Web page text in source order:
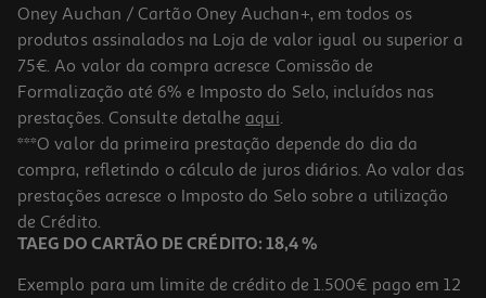
Oney Auchan / Cartão Oney Auchan+, em todos os
produtos assinalados na Loja de valor igual ou superior a
75€. Ao valor da compra acresce Comissão de
Formalização até 6% e Imposto do Selo, incluídos nas
prestações. Consulte detalhe aqui.
***O valor da primeira prestação depende do dia da
compra, refletindo o cálculo de juros diários. Ao valor das
prestações acresce o Imposto do Selo sobre a utilização
de Crédito.
TAEG DO CARTÃO DE CRÉDITO: 18,4 %
Exemplo para um limite de crédito de 1.500€ pago em 12